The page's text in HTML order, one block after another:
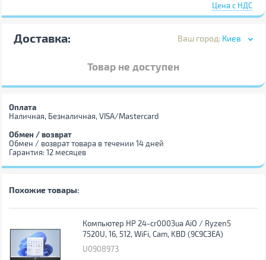
Цена с НДС
Доставка: Ваш город: Киев
Товар не доступен
Оплата
Наличная, Безналичная, VISA/Mastercard
Обмен / возврат
Обмен / возврат товара в течении 14 дней
Гарантия: 12 месяцев
Похожие товары:
Компьютер HP 24-cr0003ua AiO / Ryzen5
7520U, 16, 512, WiFi, Cam, KBD (9C9C3EA)
U0908973